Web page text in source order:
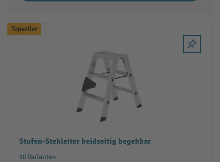
Topseller
Stufen-Stehleiter beidseitig begehbar
10 Varianten